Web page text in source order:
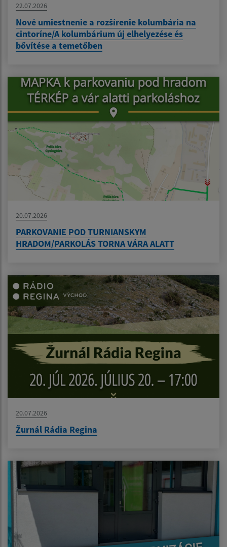
22.07.2026
Nové umiestnenie a rozšírenie kolumbária na
cintoríne/A kolumbárium új elhelyezése és
bővítése a temetőben
20.07.2026
PARKOVANIE POD TURNIANSKYM
HRADOM/PARKOLÁS TORNA VÁRA ALATT
20.07.2026
Žurnál Rádia Regina